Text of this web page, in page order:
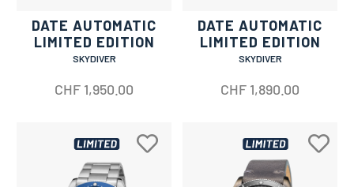
DATE AUTOMATIC
LIMITED EDITION
SKYDIVER
CHF 1,950.00
DATE AUTOMATIC
LIMITED EDITION
SKYDIVER
CHF 1,890.00